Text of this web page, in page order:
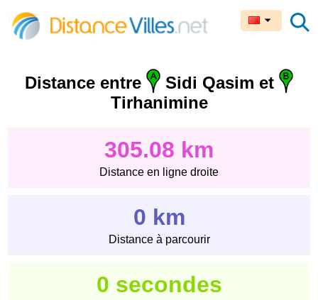
Distance entre
Sidi Qasim et
Tirhanimine
305.08 km
Distance en ligne droite
0 km
Distance à parcourir
0 secondes